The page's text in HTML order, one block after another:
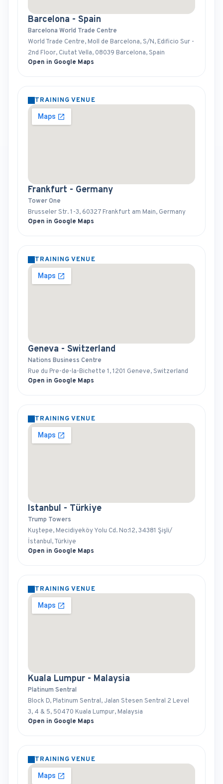
Barcelona - Spain
Barcelona World Trade Centre
World Trade Centre, Moll de Barcelona, S/N, Edificio Sur -
2nd Floor, Ciutat Vella, 08039 Barcelona, Spain
Open in Google Maps
TRAINING VENUE
Frankfurt - Germany
Tower One
Brusseler Str. 1-3, 60327 Frankfurt am Main, Germany
Open in Google Maps
TRAINING VENUE
Geneva - Switzerland
Nations Business Centre
Rue du Pre-de-la-Bichette 1, 1201 Geneve, Switzerland
Open in Google Maps
TRAINING VENUE
Istanbul - Türkiye
Trump Towers
Kuştepe, Mecidiyeköy Yolu Cd. No:12, 34381 Şişli/
İstanbul, Türkiye
Open in Google Maps
TRAINING VENUE
Kuala Lumpur - Malaysia
Platinum Sentral
Block D, Platinum Sentral, Jalan Stesen Sentral 2 Level
3, 4 & 5, 50470 Kuala Lumpur, Malaysia
Open in Google Maps
TRAINING VENUE